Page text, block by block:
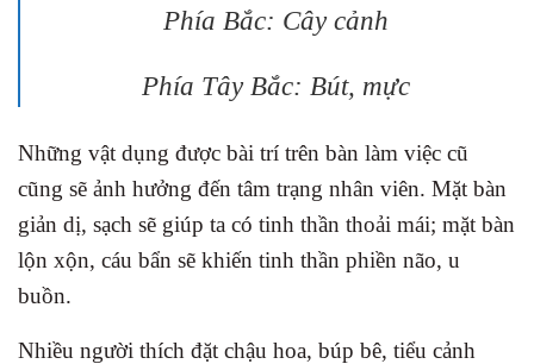
Phía Bắc: Cây cảnh
Phía Tây Bắc: Bút, mực
Những vật dụng được bài trí trên bàn làm việc cũ
cũng sẽ ảnh hưởng đến tâm trạng nhân viên. Mặt bàn
giản dị, sạch sẽ giúp ta có tinh thần thoải mái; mặt bàn
lộn xộn, cáu bẩn sẽ khiến tinh thần phiền não, u
buồn.
Nhiều người thích đặt chậu hoa, búp bê, tiểu cảnh